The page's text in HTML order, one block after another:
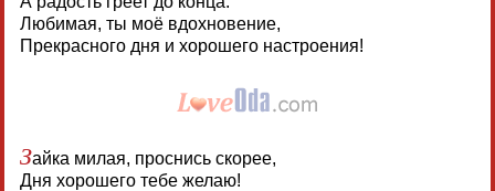
Любимая, ты моё вдохновение,
Прекрасного дня и хорошего настроения!
Зайка милая, проснись скорее,
Дня хорошего тебе желаю!